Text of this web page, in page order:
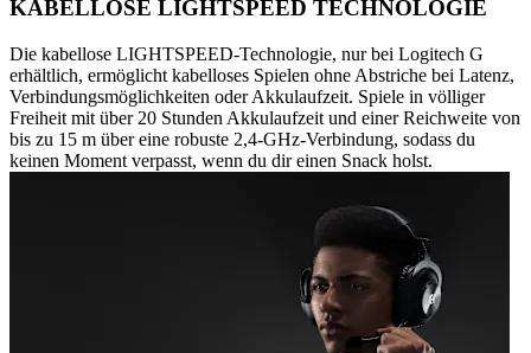
KABELLOSE LIGHTSPEED TECHNOLOGIE
Die kabellose LIGHTSPEED-Technologie, nur bei Logitech G
erhältlich, ermöglicht kabelloses Spielen ohne Abstriche bei Latenz,
Verbindungsmöglichkeiten oder Akkulaufzeit. Spiele in völliger
Freiheit mit über 20 Stunden Akkulaufzeit und einer Reichweite von
bis zu 15 m über eine robuste 2,4-GHz-Verbindung, sodass du
keinen Moment verpasst, wenn du dir einen Snack holst.